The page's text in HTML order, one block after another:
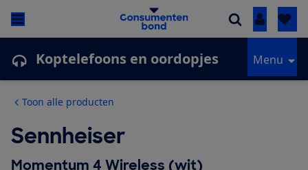
Inloggen
Koptelefoons en oordopjes Menu
Toon alle producten
Sennheiser
Momentum 4 Wireless (wit)